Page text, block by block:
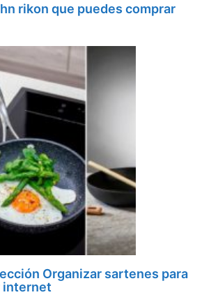
rikon que puedes comprar
Organizar sartenes para
internet